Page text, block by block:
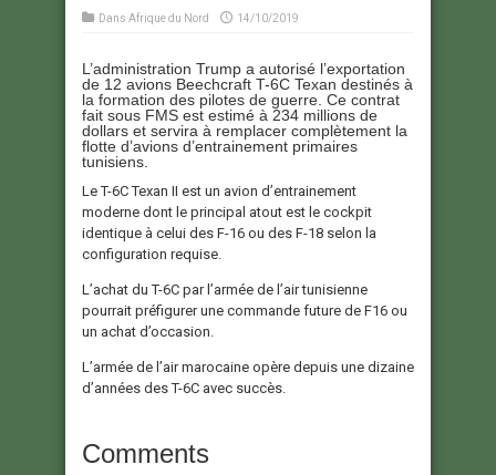
Dans Afrique du Nord 14/10/2019
L’administration Trump a autorisé l’exportation
de 12 avions Beechcraft T-6C Texan destinés à
la formation des pilotes de guerre. Ce contrat
fait sous FMS est estimé à 234 millions de
dollars et servira à remplacer complètement la
flotte d’avions d’entrainement primaires
tunisiens.
Le T-6C Texan II est un avion d’entrainement
moderne dont le principal atout est le cockpit
identique à celui des F-16 ou des F-18 selon la
configuration requise.
L’achat du T-6C par l’armée de l’air tunisienne
pourrait préfigurer une commande future de F16 ou
un achat d’occasion.
L’armée de l’air marocaine opère depuis une dizaine
d’années des T-6C avec succès.
Comments